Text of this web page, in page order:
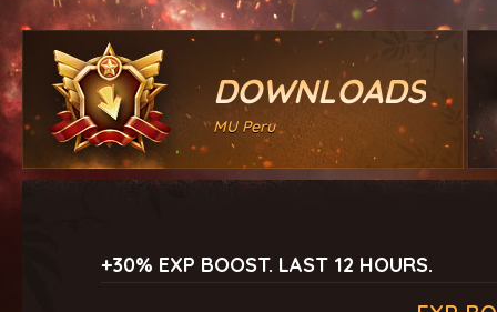
DOWNLOADS
MU Peru
+30% EXP BOOST. LAST 12 HOURS.